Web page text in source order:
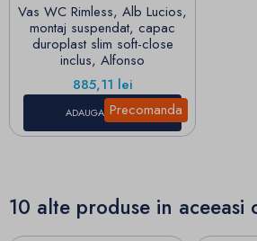
Precomanda
Vas WC Rimless, Alb Lucios,
montaj suspendat, capac
duroplast slim soft-close
inclus, Alfonso
Pret
885,11 lei
ADAUGA IN COS
10 alte produse in aceeasi